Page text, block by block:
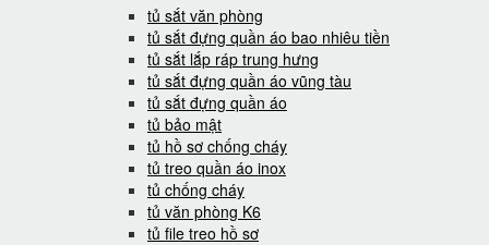
tủ sắt văn phòng
tủ sắt đựng quần áo bao nhiêu tiền
tủ sắt lắp ráp trung hưng
tủ sắt đựng quần áo vũng tàu
tủ sắt đựng quần áo
tủ bảo mật
tủ hồ sơ chống cháy
tủ treo quần áo inox
tủ chống cháy
tủ văn phòng K6
tủ file treo hồ sơ